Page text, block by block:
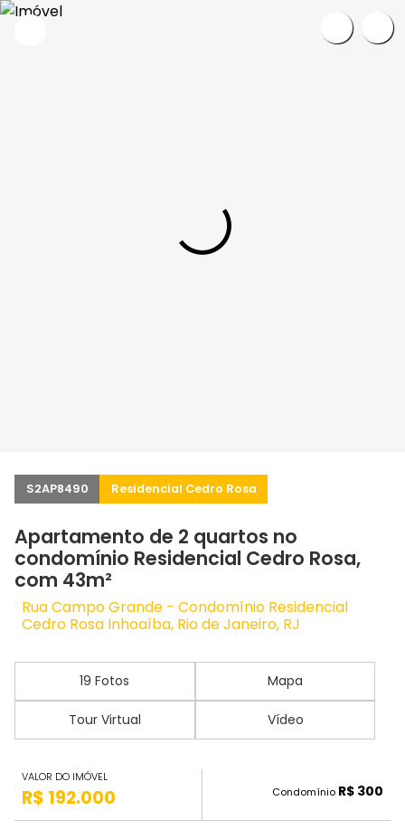
S2AP8490 Residencial Cedro Rosa
Apartamento de 2 quartos no
condomínio Residencial Cedro Rosa,
com 43m²
Rua Campo Grande - Condomínio Residencial
Cedro Rosa Inhoaíba, Rio de Janeiro, RJ
19 Fotos Mapa
Tour Virtual Vídeo
VALOR DO IMÓVEL
R$ 192.000 Condomínio R$ 300